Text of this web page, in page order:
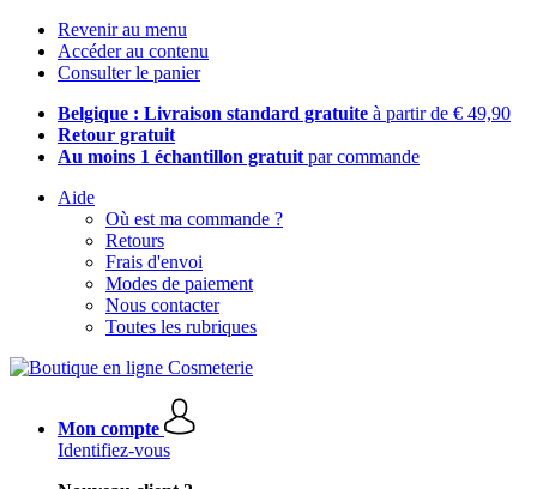
Revenir au menu
Accéder au contenu
Consulter le panier
Belgique : Livraison standard gratuite à partir de € 49,90
Retour gratuit
Au moins 1 échantillon gratuit par commande
Aide
Où est ma commande ?
Retours
Frais d'envoi
Modes de paiement
Nous contacter
Toutes les rubriques
Mon compte
Identifiez-vous